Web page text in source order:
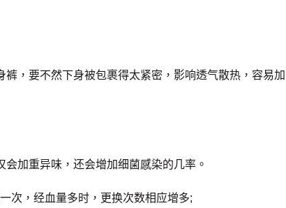
，要不然下身被包裹得太紧密，影响透气散热，容易加
加重异味，还会增加细菌感染的几率。
，经血量多时，更换次数相应增多;